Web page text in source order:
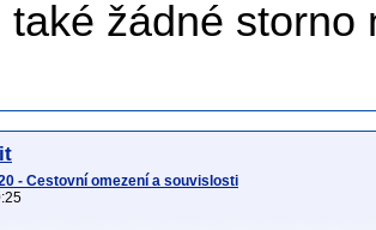
také žádné storno
- Cestovní omezení a souvislosti